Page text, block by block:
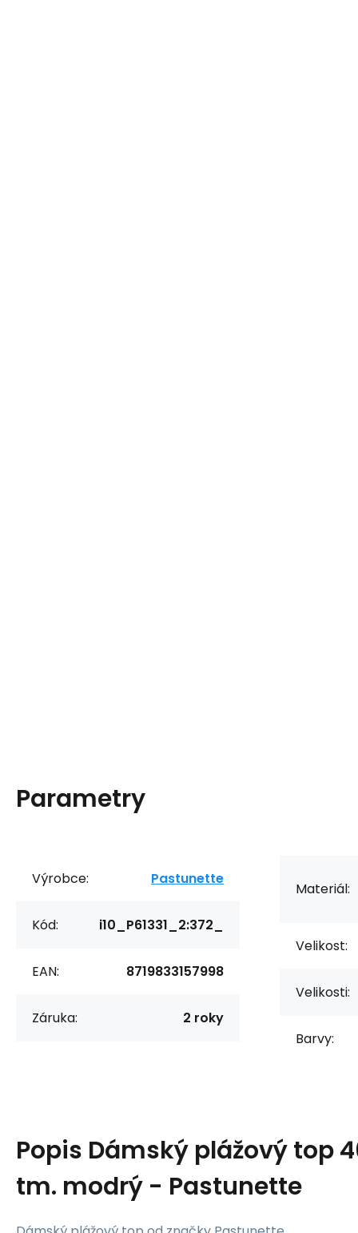
Parametry
Výrobce: Pastunette
Kód: i10_P61331_2:372_
EAN: 8719833157998
Záruka: 2 roky
Materiál:
Velikost:
Velikosti:
Barvy:
Popis Dámský plážový top
tm. modrý - Pastunette